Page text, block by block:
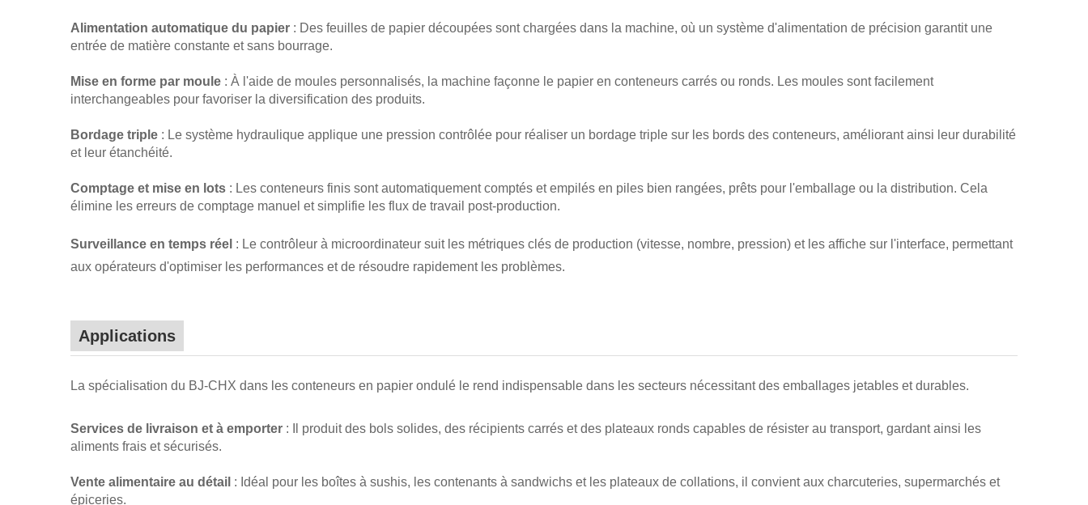
Alimentation automatique du papier : Des feuilles de papier découpées sont chargées dans la machine, où un système d'alimentation de précision garantit une
entrée de matière constante et sans bourrage.
Mise en forme par moule : À l'aide de moules personnalisés, la machine façonne le papier en conteneurs carrés ou ronds. Les moules sont facilement
interchangeables pour favoriser la diversification des produits.
Bordage triple : Le système hydraulique applique une pression contrôlée pour réaliser un bordage triple sur les bords des conteneurs, améliorant ainsi leur durabilité
et leur étanchéité.
Comptage et mise en lots : Les conteneurs finis sont automatiquement comptés et empilés en piles bien rangées, prêts pour l'emballage ou la distribution. Cela
élimine les erreurs de comptage manuel et simplifie les flux de travail post-production.
Surveillance en temps réel : Le contrôleur à microordinateur suit les métriques clés de production (vitesse, nombre, pression) et les affiche sur l'interface, permettant
aux opérateurs d'optimiser les performances et de résoudre rapidement les problèmes.
Applications
La spécialisation du BJ-CHX dans les conteneurs en papier ondulé le rend indispensable dans les secteurs nécessitant des emballages jetables et durables.
Services de livraison et à emporter : Il produit des bols solides, des récipients carrés et des plateaux ronds capables de résister au transport, gardant ainsi les
aliments frais et sécurisés.
Vente alimentaire au détail : Idéal pour les boîtes à sushis, les contenants à sandwichs et les plateaux de collations, il convient aux charcuteries, supermarchés et
épiceries.